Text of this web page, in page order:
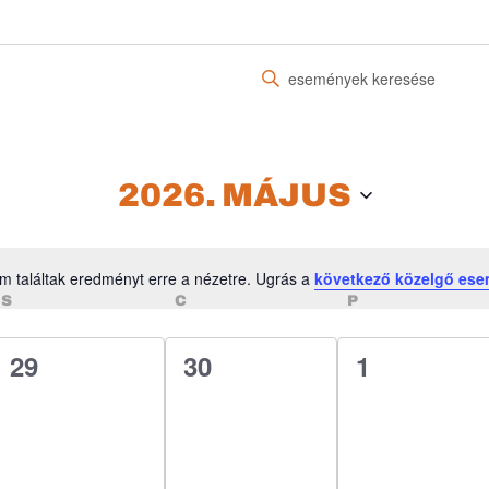
Notice
találtak eredményt erre a nézetre. Ugrás a következő közelgő
Írja
Keresse
meg
-
2026. MÁJUS
S C P
0
29
0
30
0
1